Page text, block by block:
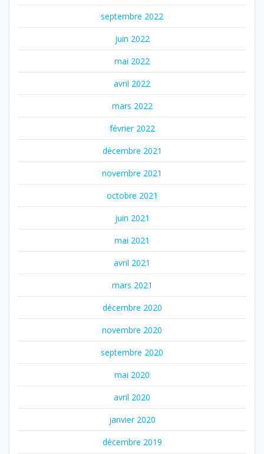
septembre 2022
juin 2022
mai 2022
avril 2022
mars 2022
février 2022
décembre 2021
novembre 2021
octobre 2021
juin 2021
mai 2021
avril 2021
mars 2021
décembre 2020
novembre 2020
septembre 2020
mai 2020
avril 2020
janvier 2020
décembre 2019